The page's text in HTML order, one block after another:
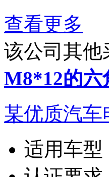
查看更多
该公司其他
M8*12的六
某优质汽车
适用车型